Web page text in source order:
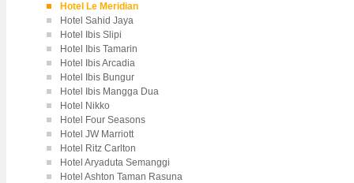
Hotel Le Meridian
Hotel Sahid Jaya
Hotel Ibis Slipi
Hotel Ibis Tamarin
Hotel Ibis Arcadia
Hotel Ibis Bungur
Hotel Ibis Mangga Dua
Hotel Nikko
Hotel Four Seasons
Hotel JW Marriott
Hotel Ritz Carlton
Hotel Aryaduta Semanggi
Hotel Ashton Taman Rasuna